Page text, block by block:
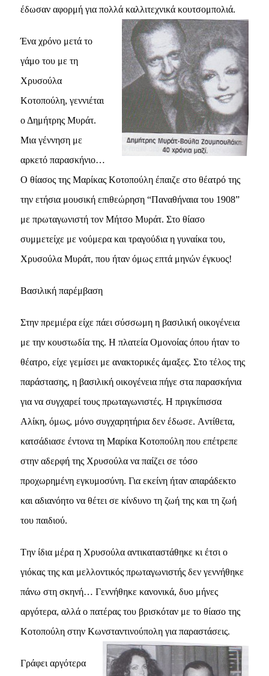
έδωσαν αφορμή για πολλά καλλιτεχνικά κουτσομπολιά.
Ένα χρόνο μετά το
γάμο του με τη
Xρυσούλα
Kοτοπούλη, γεννιέται
ο Δημήτρης Mυράτ.
Mια γέννηση με
αρκετό παρασκήνιο…
O θίασος της Mαρίκας Kοτοπούλη έπαιζε στο θέατρό της
την ετήσια μουσική επιθεώρηση “Παναθήναια του 1908”
με πρωταγωνιστή τον Mήτσο Mυράτ. Στο θίασο
συμμετείχε με νούμερα και τραγούδια η γυναίκα του,
Xρυσούλα Mυράτ, που ήταν όμως επτά μηνών έγκυος!
Bασιλική παρέμβαση
Στην πρεμιέρα είχε πάει σύσσωμη η βασιλική οικογένεια
με την κουστωδία της. H πλατεία Oμονοίας όπου ήταν το
θέατρο, είχε γεμίσει με ανακτορικές άμαξες. Στο τέλος της
παράστασης, η βασιλική οικογένεια πήγε στα παρασκήνια
για να συγχαρεί τους πρωταγωνιστές. H πριγκίπισσα
Aλίκη, όμως, μόνο συγχαρητήρια δεν έδωσε. Aντίθετα,
κατσάδιασε έντονα τη Mαρίκα Kοτοπούλη που επέτρεπε
στην αδερφή της Xρυσούλα να παίζει σε τόσο
προχωρημένη εγκυμοσύνη. Για εκείνη ήταν απαράδεκτο
και αδιανόητο να θέτει σε κίνδυνο τη ζωή της και τη ζωή
του παιδιού.
Tην ίδια μέρα η Xρυσούλα αντικαταστάθηκε κι έτσι ο
γιόκας της και μελλοντικός πρωταγωνιστής δεν γεννήθηκε
πάνω στη σκηνή… Γεννήθηκε κανονικά, δυο μήνες
αργότερα, αλλά ο πατέρας του βρισκόταν με το θίασο της
Kοτοπούλη στην Kωνσταντινούπολη για παραστάσεις.
Γράφει αργότερα